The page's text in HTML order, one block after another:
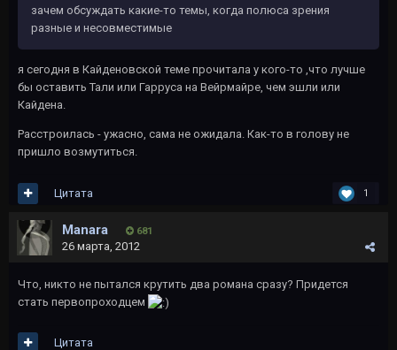
зачем обсуждать какие-то темы, когда полюса зрения
разные и несовместимые
я сегодня в Кайденовской теме прочитала у кого-то ,что лучше
бы оставить Тали или Гарруса на Вейрмайре, чем эшли или
Кайдена.
Расстроилась - ужасно, сама не ожидала. Как-то в голову не
пришло возмутиться.
1
Цитата
Manara 681
26 марта, 2012
Что, никто не пытался крутить два романа сразу? Придется
стать первопроходцем
Цитата